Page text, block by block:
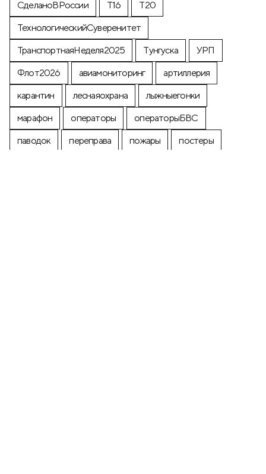
СделаноВРоссии
Т16
Т20
ТехнологическийСуверенитет
ТранспортнаяНеделя2025
Тунгуска
УРП
Флот2026
авиамониторинг
артиллерия
карантин
леснаяохрана
лыжныегонки
марафон
операторы
операторыБВС
паводок
переправа пожары
постеры